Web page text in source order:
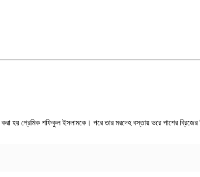
করা হয় প্রেমিক শফিকুল ইসলামকে। পরে তার মরদেহ বস্তায় ভরে পাশের